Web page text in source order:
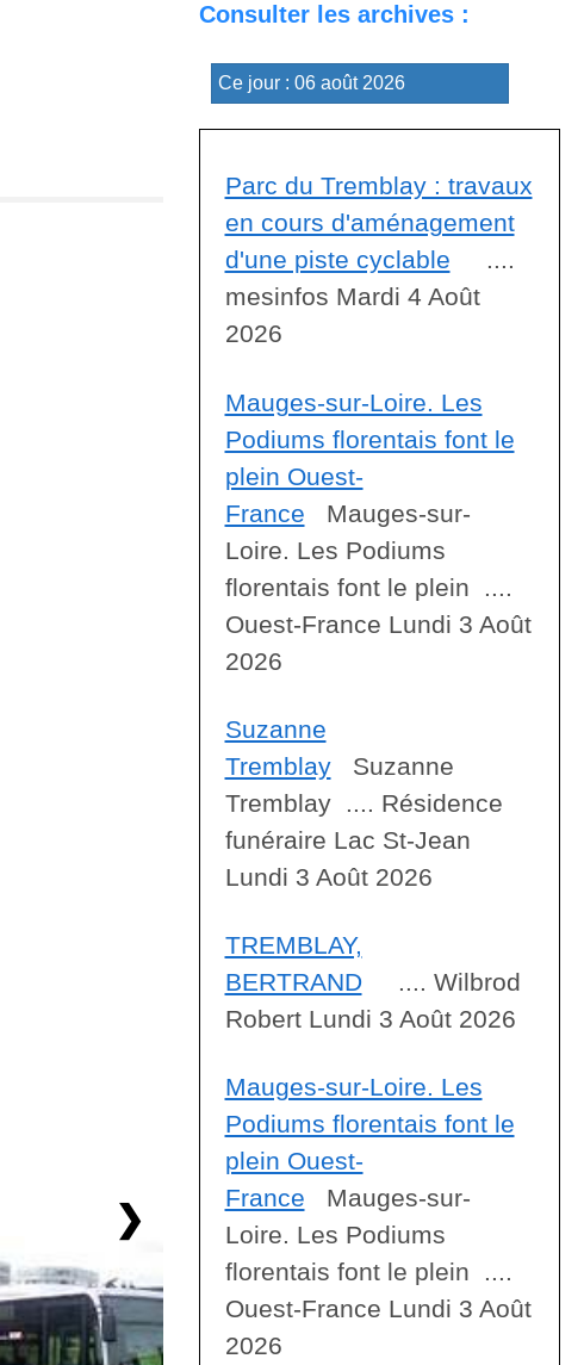
❯
Consulter les archives :
Parc du Tremblay : travaux
en cours d'aménagement
d'une piste cyclable ....
mesinfos Mardi 4 Août
2026
Mauges-sur-Loire. Les
Podiums florentais font le
plein Ouest-
France Mauges-sur-
Loire. Les Podiums
florentais font le plein ....
Ouest-France Lundi 3 Août
2026
Suzanne
TremblaySuzanne
Tremblay .... Résidence
funéraire Lac St-Jean
Lundi 3 Août 2026
TREMBLAY,
BERTRAND.... Wilbrod
Robert Lundi 3 Août 2026
Mauges-sur-Loire. Les
Podiums florentais font le
plein Ouest-
France Mauges-sur-
Loire. Les Podiums
florentais font le plein ....
Ouest-France Lundi 3 Août
2026